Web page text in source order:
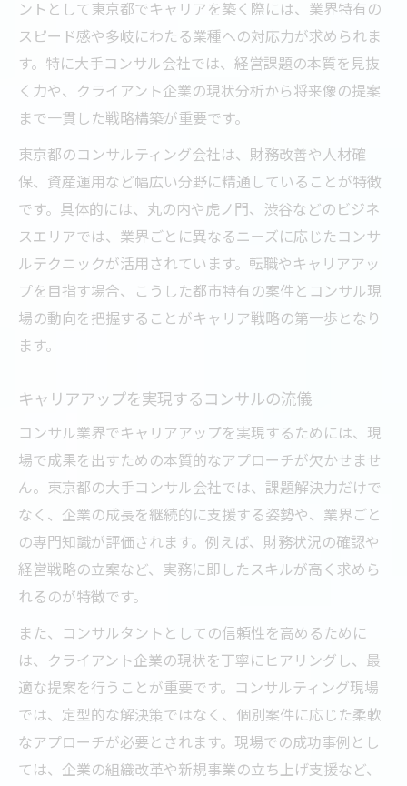
ントとして東京都でキャリアを築く際には、業界特有の
スピード感や多岐にわたる業種への対応力が求められま
す。特に大手コンサル会社では、経営課題の本質を見抜
く力や、クライアント企業の現状分析から将来像の提案
まで一貫した戦略構築が重要です。
東京都のコンサルティング会社は、財務改善や人材確
保、資産運用など幅広い分野に精通していることが特徴
です。具体的には、丸の内や虎ノ門、渋谷などのビジネ
スエリアでは、業界ごとに異なるニーズに応じたコンサ
ルテクニックが活用されています。転職やキャリアアッ
プを目指す場合、こうした都市特有の案件とコンサル現
場の動向を把握することがキャリア戦略の第一歩となり
ます。
キャリアアップを実現するコンサルの流儀
コンサル業界でキャリアアップを実現するためには、現
場で成果を出すための本質的なアプローチが欠かせませ
ん。東京都の大手コンサル会社では、課題解決力だけで
なく、企業の成長を継続的に支援する姿勢や、業界ごと
の専門知識が評価されます。例えば、財務状況の確認や
経営戦略の立案など、実務に即したスキルが高く求めら
れるのが特徴です。
また、コンサルタントとしての信頼性を高めるために
は、クライアント企業の現状を丁寧にヒアリングし、最
適な提案を行うことが重要です。コンサルティング現場
では、定型的な解決策ではなく、個別案件に応じた柔軟
なアプローチが必要とされます。現場での成功事例とし
ては、企業の組織改革や新規事業の立ち上げ支援など、